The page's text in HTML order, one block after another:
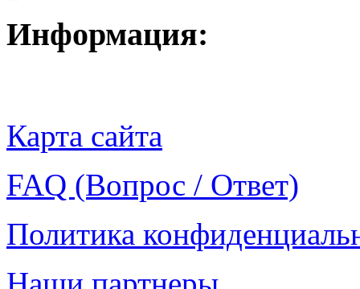
Информация:
Карта сайта
FAQ (Вопрос / Ответ)
Политика